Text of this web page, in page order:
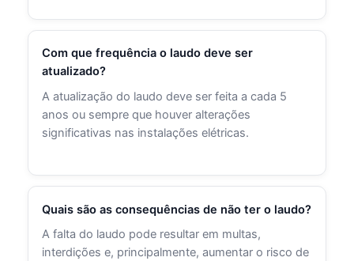
Com que frequência o laudo deve ser
atualizado?
A atualização do laudo deve ser feita a cada 5
anos ou sempre que houver alterações
significativas nas instalações elétricas.
Quais são as consequências de não ter o laudo?
A falta do laudo pode resultar em multas,
interdições e, principalmente, aumentar o risco de